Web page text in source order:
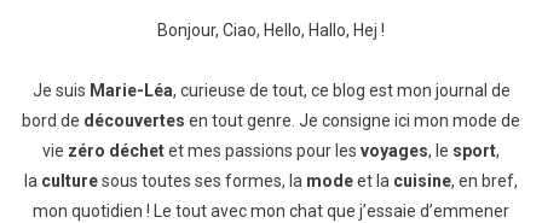
Bonjour, Ciao, Hello, Hallo, Hej !
Je suis Marie-Léa, curieuse de tout, ce blog est mon journal de
bord de découvertes en tout genre. Je consigne ici mon mode de
vie zéro déchetet mes passions pour les voyages, le sport,
la culturesous toutes ses formes, la modeet la cuisine, en bref,
mon quotidien ! Le tout avec mon chat que j’essaie d’emmener